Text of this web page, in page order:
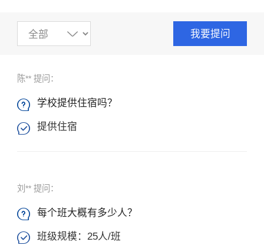
我要提问
陈** 提问：
 学校提供住宿吗？
 提供住宿
刘** 提问：
 每个班大概有多少人？
 班级规模：25人/班